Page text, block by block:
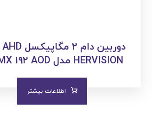
HERVISION مدل QC-MX ۱۹۲ AOD
اطلاعات بیشتر